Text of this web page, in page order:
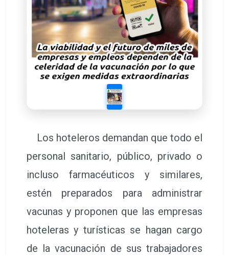
Los hoteleros demandan que todo el
personal sanitario, público, privado o
incluso farmacéuticos y similares,
estén preparados para administrar
vacunas y proponen que las empresas
hoteleras y turísticas se hagan cargo
de la vacunación de sus trabajadores